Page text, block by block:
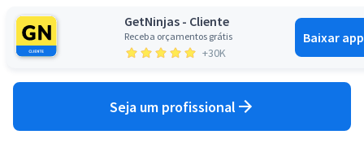
GetNinjas - Cliente
Receba orçamentos grátis
+30K
Baixar app
Seja um profissional